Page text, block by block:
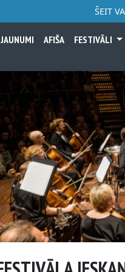
ŠEIT
JAUNUMI AFIŠA FESTIVĀLI